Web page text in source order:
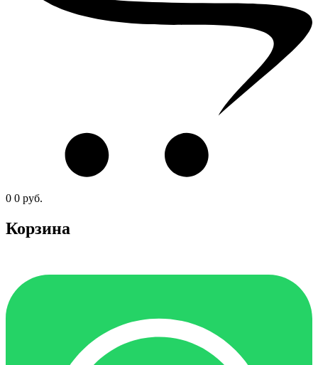
0 0 руб.
Корзина